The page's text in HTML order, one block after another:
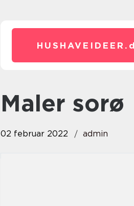
HUSHAVEIDEER.
maler sorø
02 februar 2022 admin